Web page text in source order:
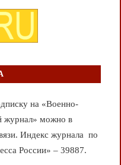
на «Военно-
журнал» можно в
Индекс журнала по
России» – 39887.